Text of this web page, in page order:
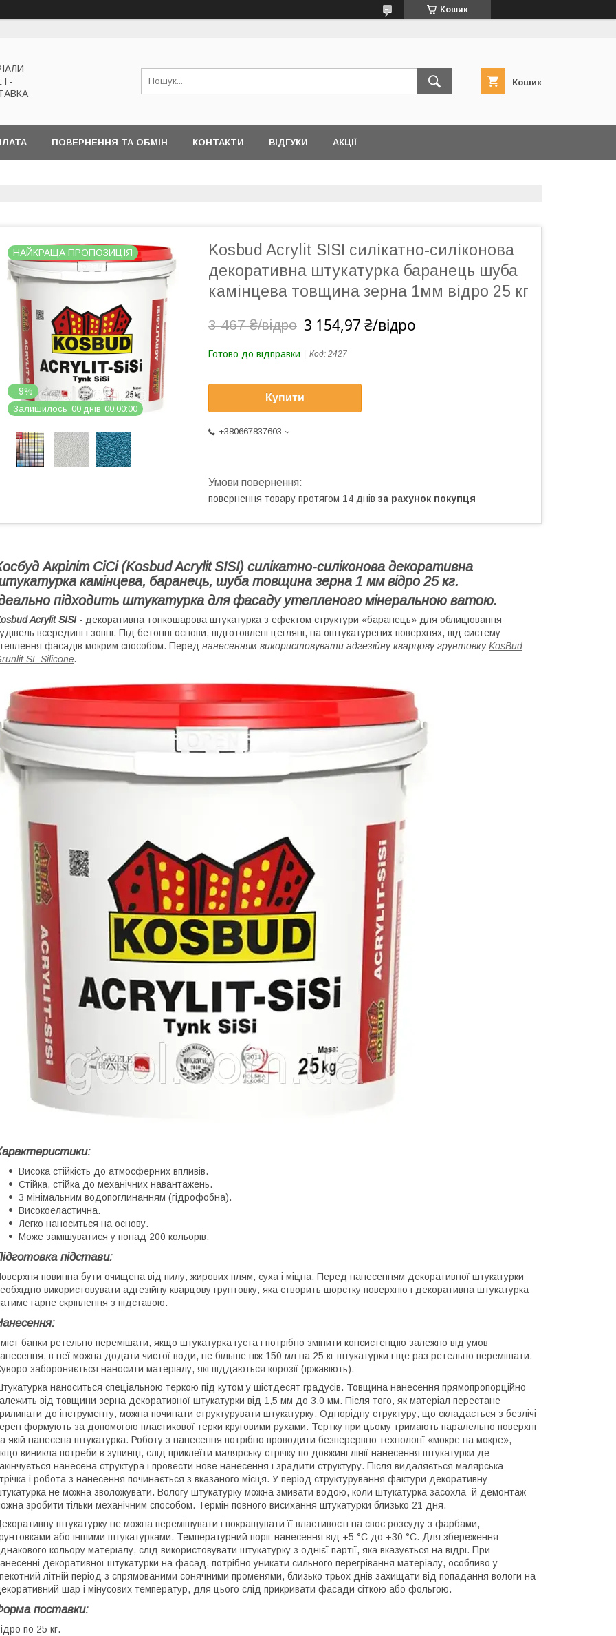
Кошик
Кошик
ПОВЕРНЕННЯ ТА ОБМІН КОНТАКТИ ВІДГУКИ АКЦІЇ
НАЙКРАЩА ПРОПОЗИЦІЯ
–9%
Залишилось 00 днів 00 00 00
Kosbud Acrylit SISI силікатно-силіконова
декоративна штукатурка баранець шуба
камінцева товщина зерна 1мм відро 25 кг
3 467 ₴/відро 3 154,97 ₴/відро
Готово до відправки Код: 2427
Купити
+380667837603
повернення товару протягом 14 днів за рахунок покупця
Акріліт СіСі (Kosbud Acrylit SISI) силікатно-силіконова декоративна
камінцева, баранець, шуба товщина зерна 1 мм відро 25 кг.
підходить штукатурка для фасаду утепленого мінеральною ватою.
Acrylit SISI - декоративна тонкошарова штукатурка з ефектом структури «баранець» для облицювання
всередині і зовні. Під бетонні основи, підготовлені цегляні, на оштукатурених поверхнях, під систему
фасадів мокрим способом. Перед нанесенням використовувати адгезійну кварцову грунтовкуKosBud
SL Silicone.
Висока стійкість до атмосферних впливів.
Стійка, стійка до механічних навантажень.
З мінімальним водопоглинанням (гідрофобна).
Високоеластична.
Легко наноситься на основу.
Може замішуватися у понад 200 кольорів.
підстави:
повинна бути очищена від пилу, жирових плям, суха і міцна. Перед нанесенням декоративної штукатурки
використовувати адгезійну кварцову грунтовку, яка створить шорстку поверхню і декоративна штукатурка
гарне скріплення з підставою.
банки ретельно перемішати, якщо штукатурка густа і потрібно змінити консистенцію залежно від умов
в неї можна додати чистої води, не більше ніж 150 мл на 25 кг штукатурки і ще раз ретельно перемішати.
забороняється наносити матеріалу, які піддаються корозії (іржавіють).
наноситься спеціальною теркою під кутом у шістдесят градусів. Товщина нанесення прямопропорційно
від товщини зерна декоративної штукатурки від 1,5 мм до 3,0 мм. Після того, як матеріал перестане
до інструменту, можна починати структурувати штукатурку. Однорідну структуру, що складається з безлічі
формують за допомогою пластикової терки круговими рухами. Тертку при цьому тримають паралельно поверхні
якій нанесена штукатурка. Роботу з нанесення потрібно проводити безперервно технології «мокре на мокре»,
виникла потреби в зупинці, слід приклеїти малярську стрічку по довжині лінії нанесення штукатурки де
нанесена структура і провести нове нанесення і зрадити структуру. Після видаляється малярська
і робота з нанесення починається з вказаного місця. У період структурування фактури декоративну
не можна зволожувати. Вологу штукатурку можна змивати водою, коли штукатурка засохла їй демонтаж
зробити тільки механічним способом. Термін повного висихання штукатурки близько 21 дня.
штукатурку не можна перемішувати і покращувати її властивості на своє розсуду з фарбами,
або іншими штукатурками. Температурний поріг нанесення від +5 °С до +30 °С. Для збереження
кольору матеріалу, слід використовувати штукатурку з однієї партії, яка вказується на відрі. При
декоративної штукатурки на фасад, потрібно уникати сильного перегрівання матеріалу, особливо у
літній період з спрямованими сонячними променями, близько трьох днів захищати від попадання вологи на
шар і мінусових температур, для цього слід прикривати фасади сіткою або фольгою.
поставки:
по 25 кг.